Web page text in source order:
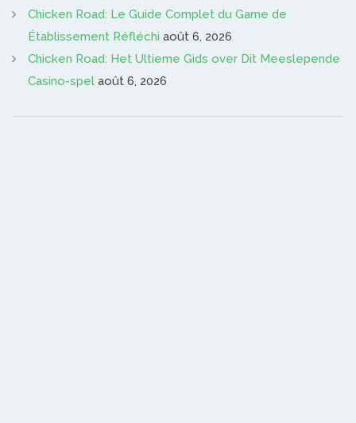
Chicken Road: Le Guide Complet du Game de
Établissement Réfléchi août 6, 2026
Chicken Road: Het Ultieme Gids over Dit Meeslepende
Casino-spel août 6, 2026